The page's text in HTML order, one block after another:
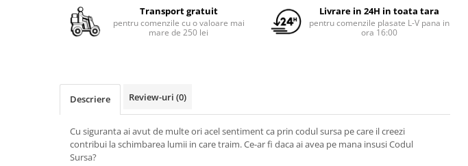
Transport gratuit
pentru comenzile cu o valoare mai
mare de 250 lei
Livrare in 24H in toata tara
pentru comenzile plasate L-V pana in
ora 16:00
Descriere Review-uri (0)
Cu siguranta ai avut de multe ori acel sentiment ca prin codul sursa pe care il creezi
contribui la schimbarea lumii in care traim. Ce-ar fi daca ai avea pe mana insusi Codul
Sursa?